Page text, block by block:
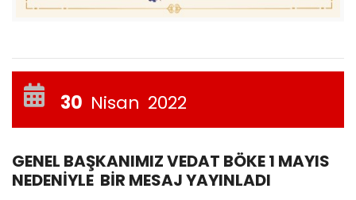
30 Nisan 2022
GENEL BAŞKANIMIZ VEDAT BÖKE 1 MAYIS
NEDENİYLE BİR MESAJ YAYINLADI